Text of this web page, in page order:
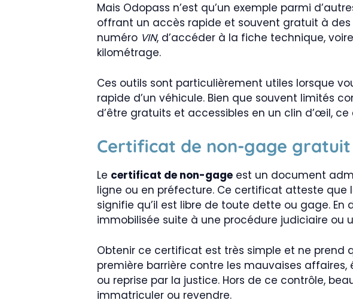
Mais Odopass n’est qu’un exemple parmi
offrant un accès rapide et souvent gratuit à
numéro VIN, d’accéder à la fiche technique,
kilométrage.
Ces outils sont particulièrement utiles lorsque
rapide d’un véhicule. Bien que souvent limités
d’être gratuits et accessibles en un clin d’œil, ce
Certificat de non-gage gratuit
Le certificat de non-gage est un document
ligne ou en préfecture. Ce certificat atteste que
signifie qu’il est libre de toute dette ou gage. En
immobilisée suite à une procédure judiciaire ou
Obtenir ce certificat est très simple et ne prend
première barrière contre les mauvaises
ou reprise par la justice. Hors de ce contrôle,
immatriculer ou revendre.